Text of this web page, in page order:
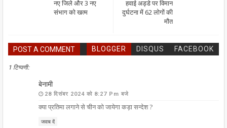
हवाई अड्डे पर विमान
दुर्घटना में 62 लोगों की
मौत
नए जिले और 3 नए
संभाग को खत्म
POST A COMMENT BLOGGER DISQUS FACEBOOK
1 टिप्पणी:
बेनामी
28 दिसंबर 2024 को 8:27 Pm बजे
क्या प्रतिमा लगाने से चीन को जायेगा कड़ा सन्देश ?
जवाब दें